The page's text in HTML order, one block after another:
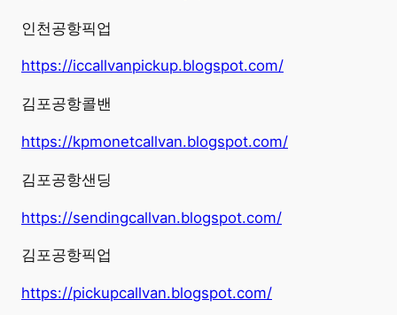
인천공항픽업
https://iccallvanpickup.blogspot.com/
김포공항콜밴
https://kpmonetcallvan.blogspot.com/
김포공항샌딩
https://sendingcallvan.blogspot.com/
김포공항픽업
https://pickupcallvan.blogspot.com/